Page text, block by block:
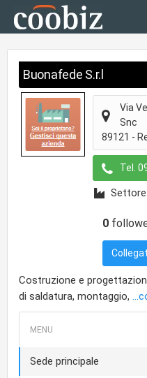
Buonafede S.r.l
Via
Snc
89121 -
Tel.
Settore:
0
Costruzione e
di saldatura, montaggio,
Sede principale